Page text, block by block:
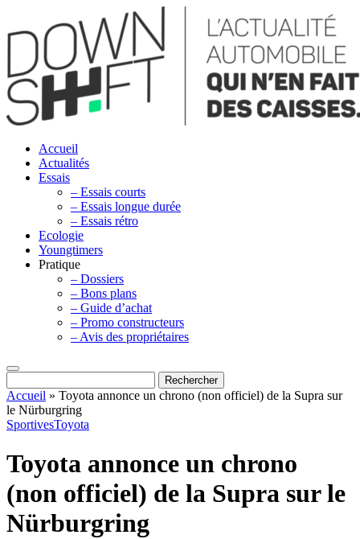
Accueil
Actualités
Essais
– Essais courts
– Essais longue durée
– Essais rétro
Ecologie
Youngtimers
Pratique
– Dossiers
– Bons plans
– Guide d’achat
– Promo constructeurs
– Avis des propriétaires
Accueil » Toyota annonce un chrono (non officiel) de la Supra sur
le Nürburgring
SportivesToyota
Toyota annonce un chrono
(non officiel) de la Supra sur le
Nürburgring